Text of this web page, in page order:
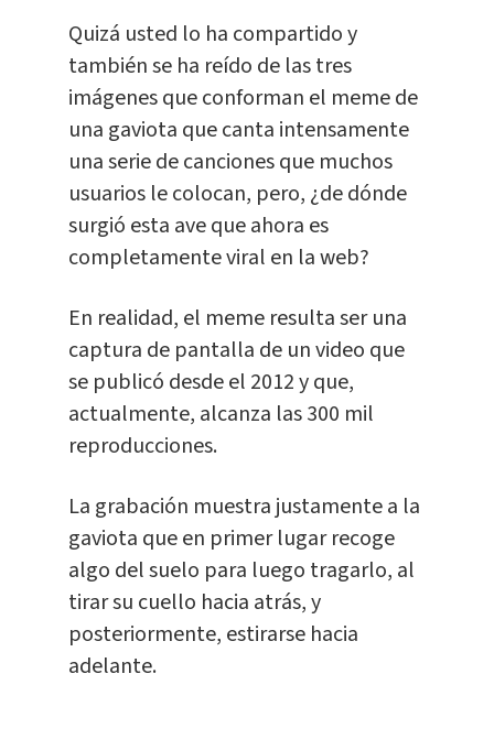
Quizá usted lo ha compartido y
también se ha reído de las tres
imágenes que conforman el meme de
una gaviota que canta intensamente
una serie de canciones que muchos
usuarios le colocan, pero, ¿de dónde
surgió esta ave que ahora es
completamente viral en la web?
En realidad, el meme resulta ser una
captura de pantalla de un video que
se publicó desde el 2012 y que,
actualmente, alcanza las 300 mil
reproducciones.
La grabación muestra justamente a la
gaviota que en primer lugar recoge
algo del suelo para luego tragarlo, al
tirar su cuello hacia atrás, y
posteriormente, estirarse hacia
adelante.